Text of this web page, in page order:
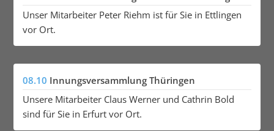
Unser Mitarbeiter Peter Riehm ist für Sie in Ettlingen
vor Ort.
08.10 Innungsversammlung Thüringen
Unsere Mitarbeiter Claus Werner und Cathrin Bold
sind für Sie in Erfurt vor Ort.